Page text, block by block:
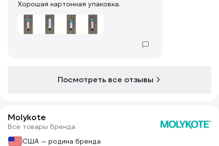
Хорошая картонная упаковка.
Посмотреть все отзывы
Molykote
Все товары бренда
США — родина бренда